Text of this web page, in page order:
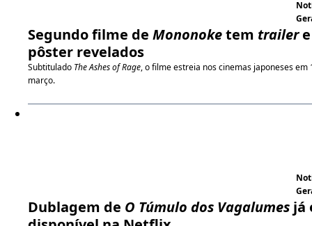
Segundo filme de Mononoketem trailere
pôster revelados
Subtitulado The Ashes of Rage, o filme estreia nos cinemas japoneses em
março.
Dublagem de O Túmulo dos Vagalumes já